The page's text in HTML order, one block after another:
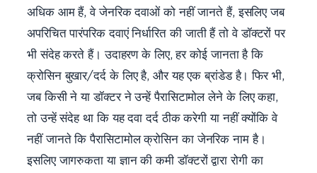
अधिक आम हैं, वे जेनरिक दवाओं को नहीं जानते हैं, इसलिए जब
अपरिचित पारंपरिक दवाएं निर्धारित की जाती हैं तो वे डॉक्टरों पर
भी संदेह करते हैं। उदाहरण के लिए, हर कोई जानता है कि
क्रोसिन बुखार/दर्द के लिए है, और यह एक ब्रांडेड है। फिर भी,
जब किसी ने या डॉक्टर ने उन्हें पैरासिटामोल लेने के लिए कहा,
तो उन्हें संदेह था कि यह दवा दर्द ठीक करेगी या नहीं क्योंकि वे
नहीं जानते कि पैरासिटामोल क्रोसिन का जेनरिक नाम है।
इसलिए जागरुकता या ज्ञान की कमी डॉक्टरों द्वारा रोगी का